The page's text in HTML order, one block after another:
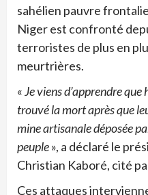
sahélien pauvre
Niger est confronté
terroristes de plus en
meurtrières.
«Je viens d’apprendre
trouvé la mort après que
mine artisanale déposée
peuple», a déclaré le
Christian Kaboré, cité
Ces attaques